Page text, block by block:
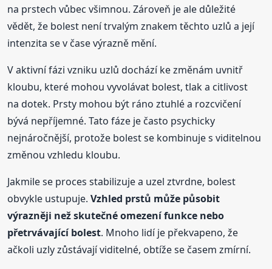
na prstech vůbec všimnou. Zároveň je ale důležité
vědět, že bolest není trvalým znakem těchto uzlů a její
intenzita se v čase výrazně mění.
V aktivní fázi vzniku uzlů dochází ke změnám uvnitř
kloubu, které mohou vyvolávat bolest, tlak a citlivost
na dotek. Prsty mohou být ráno ztuhlé a rozcvičení
bývá nepříjemné. Tato fáze je často psychicky
nejnáročnější, protože bolest se kombinuje s viditelnou
změnou vzhledu kloubu.
Jakmile se proces stabilizuje a uzel ztvrdne, bolest
obvykle ustupuje.Vzhled prstů může působit
výrazněji než skutečné omezení funkce nebo
přetrvávající bolest. Mnoho lidí je překvapeno, že
ačkoli uzly zůstávají viditelné, obtíže se časem zmírní.